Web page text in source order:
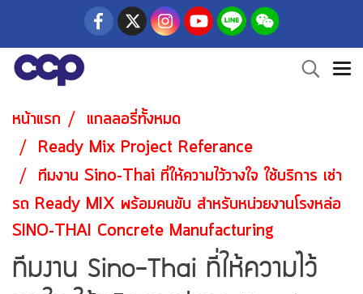
หน้าแรก
แกลลอรี่ทั้งหมด
Ready Mix Project Referance
ทีมงาน Sino-Thai ที่ให้ความไว้วางใจ ใช้บริการ เช่า
รถ Ready MIX พร้อมคนขับ สำหรับหน่วยงานโรงหล่อ
SINO-THAI Concrete Manufacturing
ทีมงาน Sino-Thai ที่ให้ความไว้